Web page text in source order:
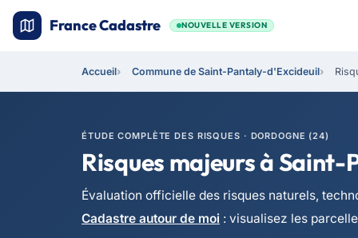
France Cadastre NOUVELLE VERSION
Accueil Commune de Saint-Pantaly-d'Excideuil
ÉTUDE COMPLÈTE DES RISQUES · DORDOGNE (24)
Risques majeurs à
Évaluation officielle des risques naturels,
Cadastre autour de moi : visualisez les